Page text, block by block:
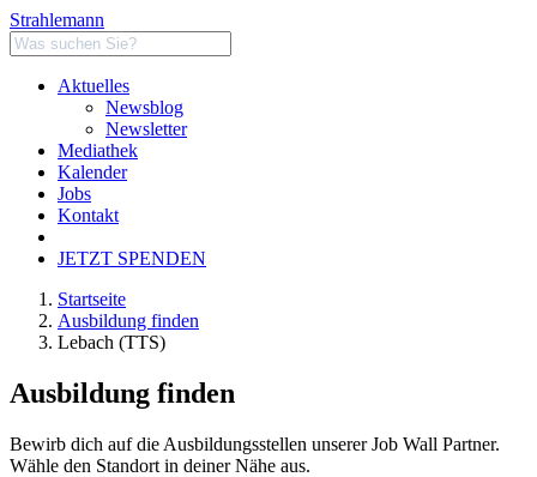
Strahlemann
Aktuelles
Newsblog
Newsletter
Mediathek
Kalender
Jobs
Kontakt
JETZT SPENDEN
Startseite
Ausbildung finden
Lebach (TTS)
Ausbildung finden
Bewirb dich auf die Ausbildungsstellen unserer Job Wall Partner.
Wähle den Standort in deiner Nähe aus.